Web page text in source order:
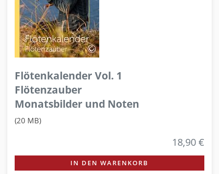
Flötenkalender Vol. 1
Flötenzauber
Monatsbilder und Noten
(20 MB)
18,90 €
IN DEN WARENKORB